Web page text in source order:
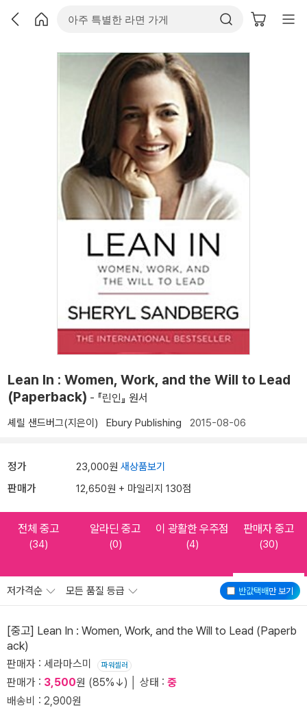
Lean In : Women, Work, and the Will to Lead
(Paperback) - 『린인』 원서
셰릴 샌드버그(지은이) Ebury Publishing 2015-08-06
정가 23,000원 새상품보기
판매가 12,650원 + 마일리지 130점
전체 중고
(34)
알라딘 중고
(0)
이 광활한 우주점
(4)
판매자 중고
(30)
반값택배만 보기
저가격순 모든 품질 등급
[중고] Lean In : Women, Work, and the Will to Lead (Paperb
ack)
판매자 : 세라마스미 파워셀러
판매가 : 3,500원 (85%↓) │ 상태 : 중
배송비 : 2,900원